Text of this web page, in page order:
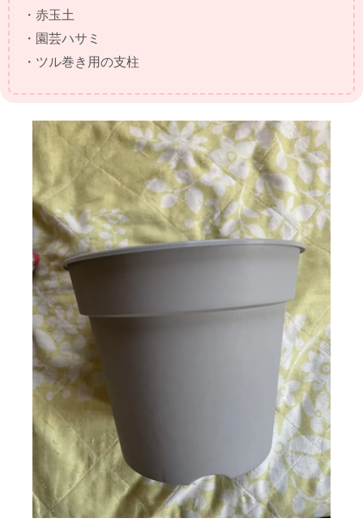
・赤玉土
・園芸ハサミ
・ツル巻き用の支柱